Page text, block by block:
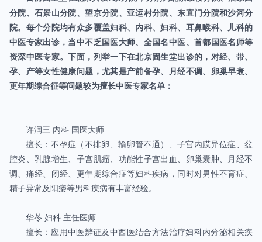
分院、石景山分院、望京分院、亚运村分院、东直门分院和沙河分
院。每个分院均有众多覆盖妇科、内科、妇科、耳鼻喉科、儿科的
中医专家出诊，当中不乏国医大师、全国名中医、首都国医名师等
资深中医专家。下面，列举一下在北京固生堂出诊的，对经、带、
孕、产等女性健康问题，尤其是产前备孕、月经不调、卵巢早衰、
更年期综合征等问题较为擅长中医专家名单：
许润三 内科 国医大师
擅长：不孕症（不排卵、输卵管不通）、子宫内膜异位症、盆
腔炎、乳腺增生、子宫肌瘤、功能性子宫出血、卵巢囊肿、月经不
调、痛经、闭经、更年期综合症等妇科疾病，同时对男性不育症、
精子异常及阳痿等男科疾病有丰富经验。
华苓 妇科 主任医师
擅长：应用中医辨证及中西医结合方法治疗妇科内分泌相关疾